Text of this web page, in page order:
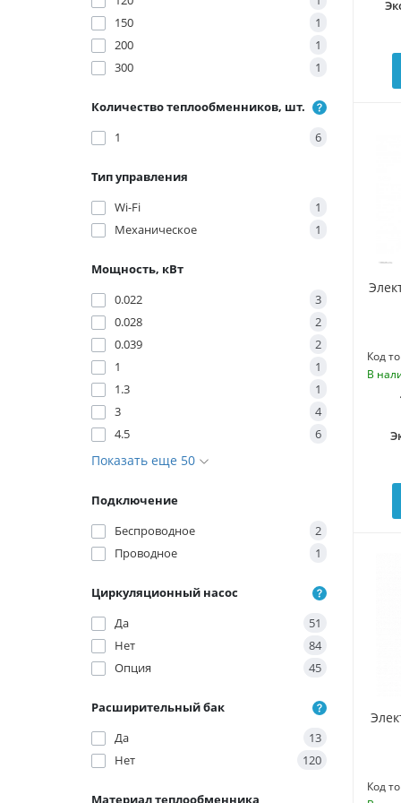
150
1
200
1
300
1
Количество теплообменников, шт.
1
6
Тип управления
Wi-Fi
1
Механическое
1
Мощность, кВт
0.022
3
0.028
2
0.039
2
1
1
1.3
1
3
4
4.5
6
Показать еще 50
Подключение
Беспроводное
2
Проводное
1
Циркуляционный насос
Да
51
Нет
84
Опция
45
Расширительный бак
Да
13
Нет
120
Материал теплообменника
Код
В
Код